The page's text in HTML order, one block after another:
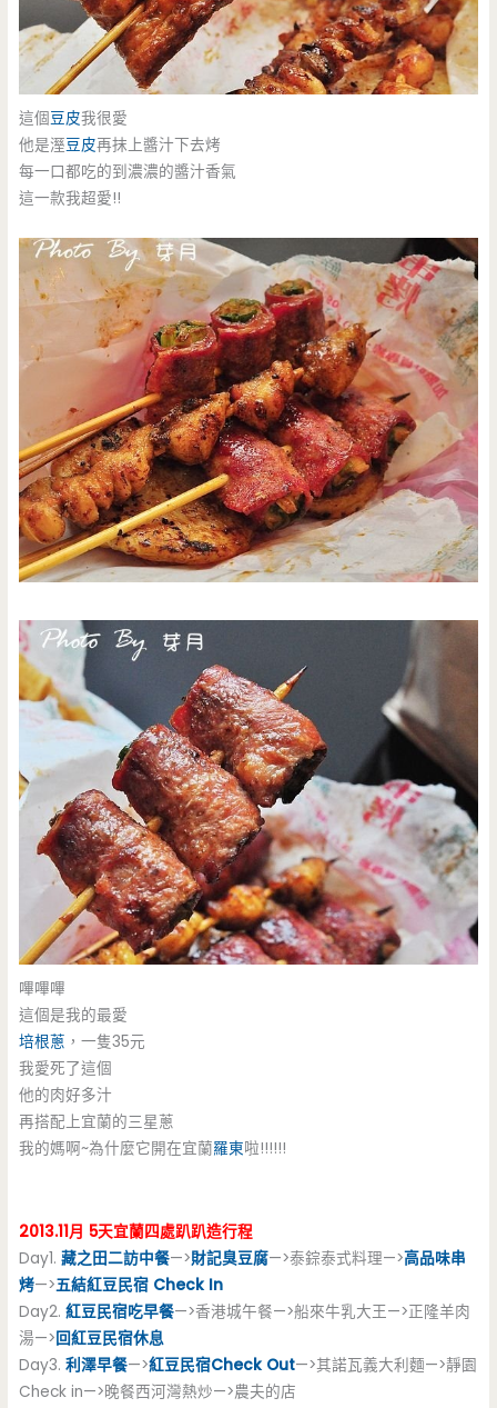
這個豆皮我很愛
他是溼豆皮再抹上醬汁下去烤
每一口都吃的到濃濃的醬汁香氣
這一款我超愛!!
嗶嗶嗶
這個是我的最愛
培根蔥 ，一隻35元
我愛死了這個
他的肉好多汁
再搭配上宜蘭的三星蔥
我的媽啊~為什麼它開在宜蘭羅東啦!!!!!!
2013.11月 5天宜蘭四處趴趴造行程
Day1.藏之田二訪中餐—>財記臭豆腐—>泰錝泰式料理—>高品味串
烤—>五結紅豆民宿 Check In
Day2. 紅豆民宿吃早餐—>香港城午餐—>船來牛乳大王—>正隆羊肉
湯—>回紅豆民宿休息
Day3.利澤早餐—>紅豆民宿Check Out—>其諾瓦義大利麵—>靜園
Check in—>晚餐西河灣熱炒—>農夫的店